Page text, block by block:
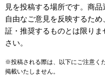
見を投稿する場所です。商品
自由なご意見を反映するた
証・推奨するものとは限り
さい。
※投稿される際は、以下にご注意く
掲載いたしません。